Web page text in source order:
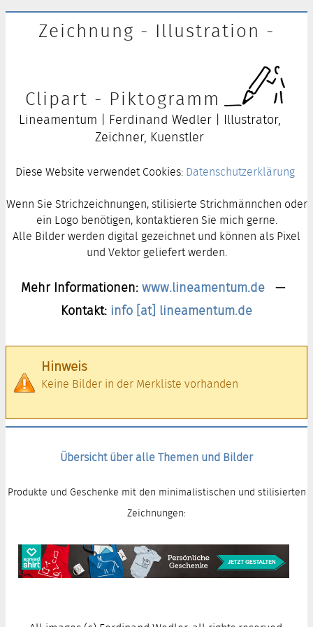
Zeichnung - Illustration -
Clipart - Piktogramm
Lineamentum | Ferdinand Wedler | Illustrator,
Zeichner, Kuenstler
Diese Website verwendet Cookies: Datenschutzerklärung
Wenn Sie Strichzeichnungen, stilisierte Strichmännchen oder
ein Logo benötigen, kontaktieren Sie mich gerne.
Alle Bilder werden digital gezeichnet und können als Pixel
und Vektor geliefert werden.
Mehr Informationen:www.lineamentum.de —
Kontakt: info [at] lineamentum.de
Hinweis
Keine Bilder in der Merkliste vorhanden
Übersicht über alle Themen und Bilder
Produkte und Geschenke mit den minimalistischen und stilisierten
Zeichnungen: